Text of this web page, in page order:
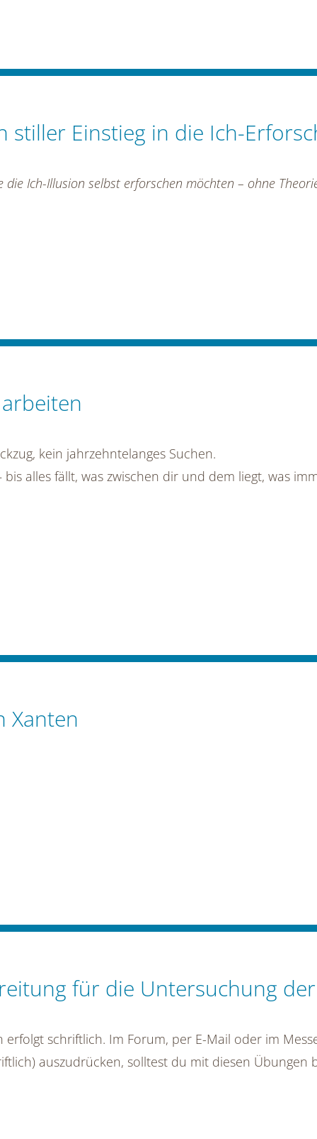
stiller Einstieg in die Ich-
die Ich-Illusion selbst erforschen möchten – ohne
kein jahrzehntelanges Suchen.
alles fällt, was zwischen dir und dem liegt, was
Xanten
für die Untersuchung
erfolgt schriftlich. Im Forum, per E-Mail oder im
auszudrücken, solltest du mit diesen Übungen